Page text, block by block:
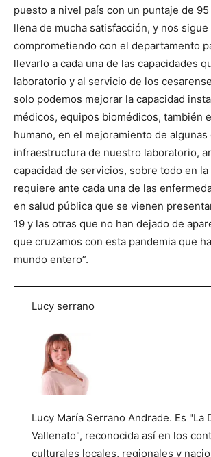
puesto a nivel país con un puntaje de 95
llena de mucha satisfacción, y nos sigue
comprometiendo con el departamento
llevarlo a cada una de las capacidades
laboratorio y al servicio de los
solo podemos mejorar la capacidad
médicos, equipos biomédicos, también
humano, en el mejoramiento de
infraestructura de nuestro laboratorio,
capacidad de servicios, sobre todo en
requiere ante cada una de las
en salud pública que se vienen
19 y las otras que no han dejado de
que cruzamos con esta pandemia que
mundo entero”.
Lucy serrano
Lucy María Serrano Andrade. Es "La
Vallenato", reconocida así en los
culturales locales, regionales y